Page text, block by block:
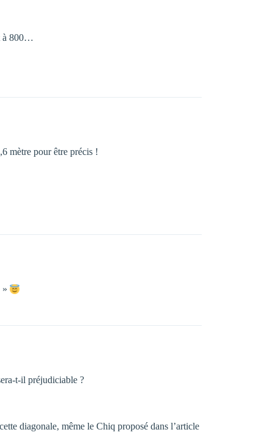
à 800…
mètre pour être précis !
»
t-il préjudiciable ?
diagonale, même le Chiq proposé dans l’article